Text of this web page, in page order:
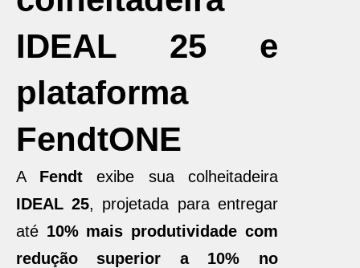
IDEAL 25 e
plataforma
FendtONE
A Fendt exibe sua colheitadeira
IDEAL 25, projetada para entregar
até 10% mais produtividade com
redução superior a 10% no